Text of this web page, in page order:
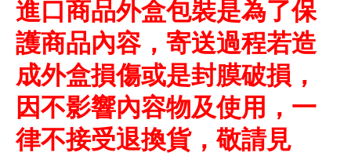
進口商品外盒包裝是為了保
護商品內容，寄送過程若造
成外盒損傷或是封膜破損，
因不影響內容物及使用，一
律不接受退換貨，敬請見